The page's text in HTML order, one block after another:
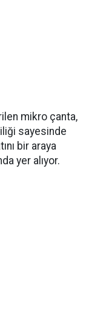
mikro çanta,
sayesinde
bir araya
yer alıyor.